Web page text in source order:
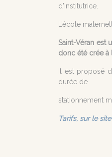
d'institutrice.
L’école
Saint-Véran est
donc été crée à
Il est proposé
durée de
stationnement
Tarifs, sur le